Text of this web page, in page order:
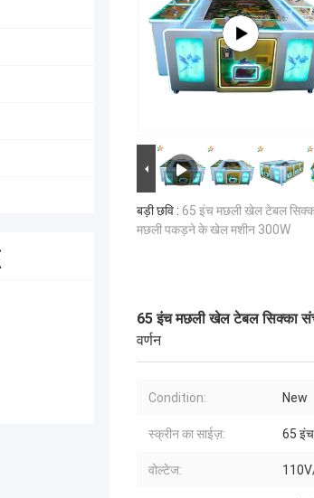
बड़ी छवि : 65 इंच मछली खेल टेबल
मछली पकड़ने के खेल मशीन 300W
65 इंच मछली खेल टेबल सिक्का
वर्णन
Condition: New
स्क्रीन का साईज़: 65 इंच
वोल्टेज: